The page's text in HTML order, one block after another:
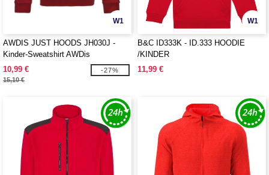
W1
AWDIS JUST HOODS JH030J -
Kinder-Sweatshirt AWDis
10,99 €
15,10 €
-27%
W1
B&C ID333K - ID.333 HOODIE
/KINDER
11,99 €